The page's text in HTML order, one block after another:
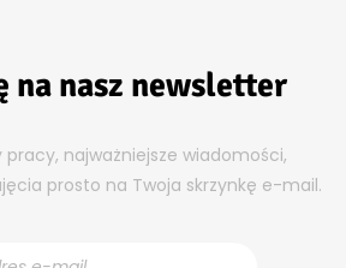
na nasz newsletter
pracy, najważniejsze wiadomości,
prosto na Twoja skrzynkę e-mail.